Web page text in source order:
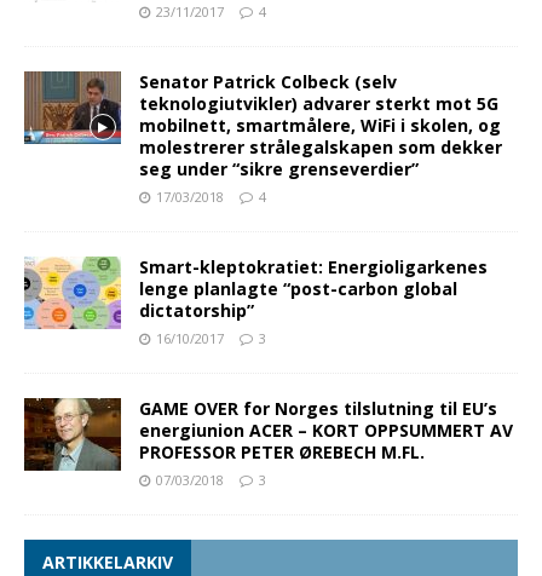
23/11/2017 4
Senator Patrick Colbeck (selv
teknologiutvikler) advarer sterkt mot 5G
mobilnett, smartmålere, WiFi i skolen, og
molestrerer strålegalskapen som dekker
seg under “sikre grenseverdier”
17/03/2018 4
Smart-kleptokratiet: Energioligarkenes
lenge planlagte “post-carbon global
dictatorship”
16/10/2017 3
GAME OVER for Norges tilslutning til EU’s
energiunion ACER – KORT OPPSUMMERT AV
PROFESSOR PETER ØREBECH M.FL.
07/03/2018 3
ARTIKKELARKIV